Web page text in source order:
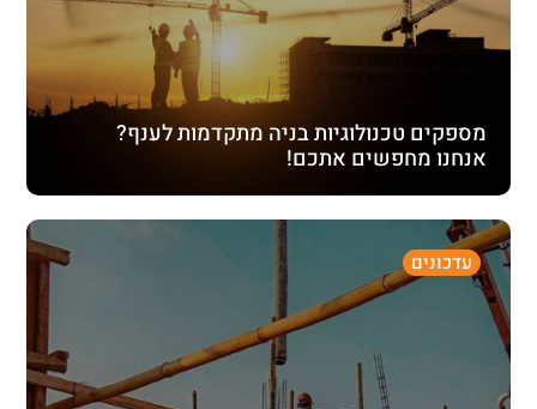
מספקים טכנולוגיות בניה מתקדמות לענף?
אנחנו מחפשים אתכם!
עדכונים